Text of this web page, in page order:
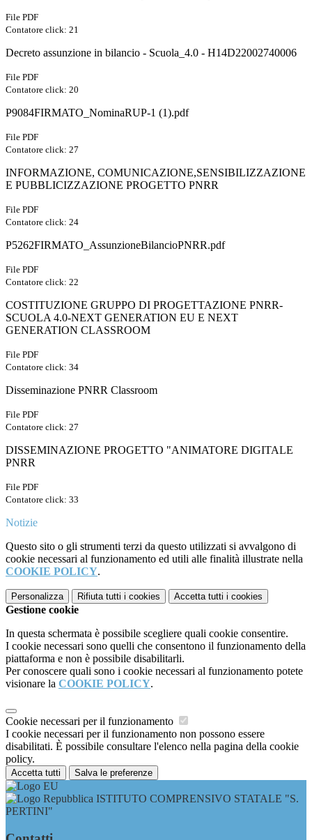
File PDF
Contatore click: 21
Decreto assunzione in bilancio - Scuola_4.0 - H14D22002740006
File PDF
Contatore click: 20
P9084FIRMATO_NominaRUP-1 (1).pdf
File PDF
Contatore click: 27
INFORMAZIONE, COMUNICAZIONE,SENSIBILIZZAZIONE
E PUBBLICIZZAZIONE PROGETTO PNRR
File PDF
Contatore click: 24
P5262FIRMATO_AssunzioneBilancioPNRR.pdf
File PDF
Contatore click: 22
COSTITUZIONE GRUPPO DI PROGETTAZIONE PNRR-
SCUOLA 4.0-NEXT GENERATION EU E NEXT
GENERATION CLASSROOM
File PDF
Contatore click: 34
Disseminazione PNRR Classroom
File PDF
Contatore click: 27
DISSEMINAZIONE PROGETTO "ANIMATORE DIGITALE
PNRR
File PDF
Contatore click: 33
Notizie
Questo sito o gli strumenti terzi da questo utilizzati si avvalgono di
cookie necessari al funzionamento ed utili alle finalità illustrate nella
COOKIE POLICY.
Personalizza Rifiuta tutti i cookies Accetta tutti i cookies
Gestione cookie
In questa schermata è possibile scegliere quali cookie consentire.
I cookie necessari sono quelli che consentono il funzionamento della
piattaforma e non è possibile disabilitarli.
Per conoscere quali sono i cookie necessari al funzionamento potete
visionare la COOKIE POLICY.
Cookie necessari per il funzionamento
I cookie necessari per il funzionamento non possono essere
disabilitati. È possibile consultare l'elenco nella pagina della cookie
policy.
Accetta tutti Salva le preferenze
ISTITUTO COMPRENSIVO STATALE "S.
PERTINI"